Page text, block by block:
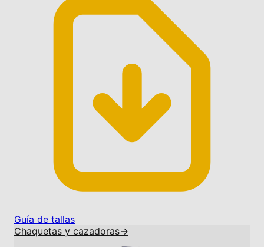
Guía de tallas
Chaquetas y cazadoras→